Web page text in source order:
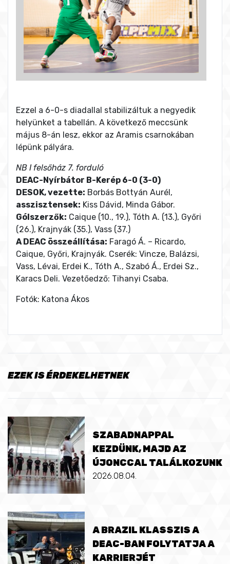
Ezzel a 6-0-s diadallal stabilizáltuk a negyedik
helyünket a tabellán. A következő meccsünk
május 8-án lesz, ekkor az Aramis csarnokában
lépünk pályára.
NB I felsőház 7. forduló
DEAC-Nyírbátor B-Kerép 6-0 (3-0)
DESOK, vezette: Borbás Bottyán Aurél,
asszisztensek: Kiss Dávid, Minda Gábor.
Gólszerzők: Caique (10., 19.), Tóth A. (13.), Győri
(26.), Krajnyák (35.), Vass (37.)
A DEAC összeállítása: Faragó Á. – Ricardo,
Caique, Győri, Krajnyák. Cserék: Vincze, Balázsi,
Vass, Lévai, Erdei K., Tóth A., Szabó Á., Erdei Sz.,
Karacs Deli. Vezetőedző: Tihanyi Csaba.
Fotók: Katona Ákos
EZEK IS ÉRDEKELHETNEK
SZABADNAPPAL
KEZDÜNK, MAJD AZ
ÚJONCCAL TALÁLKOZUNK
2026.08.04.
A BRAZIL KLASSZIS A
DEAC-BAN FOLYTATJA A
KARRIERJÉT